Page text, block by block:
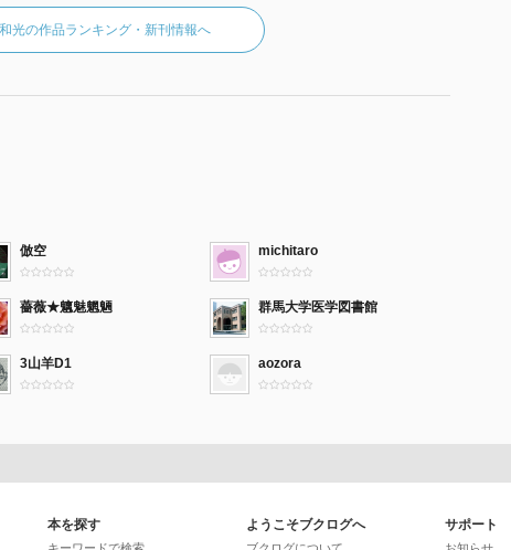
となり、非人集団に属したり、あるいは「放浪癩」とし
。その頃には、らい病は欧米ではあまり見られない疾患
らえた政府は、慌てて取り締まりに躍起になった。ここ
父」とも呼ばれた光田健輔である。光田は隔離を強く主
も、「隔離」を強力に（いささか強引に）押し進めたこ
となり、以後、長く癩医療界の大きな存在であり続け
ミンが普及してもなお、隔離政策は続いていた。1953
く、「優生保護法」（1948年）を根拠とする断種（避
光の作品ランキング・新刊情報へ
倣空 michitaro
薔薇★魑魅魍魎 群馬大学医学図書館
3山羊D1 aozora
本を探す ようこそブクログへ サポート